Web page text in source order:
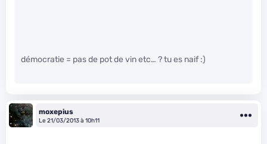
démocratie = pas de pot de vin etc… ? tu es naif :)
moxepius
Le 21/03/2013 à 10h11